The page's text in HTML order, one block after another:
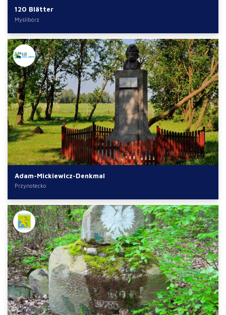
120 Blätter
Myślibórz
Adam-Mickiewicz-Denkmal
Przynotecko